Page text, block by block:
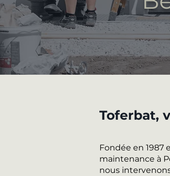
Toferbat,
Fondée en 1987
maintenance à
nous